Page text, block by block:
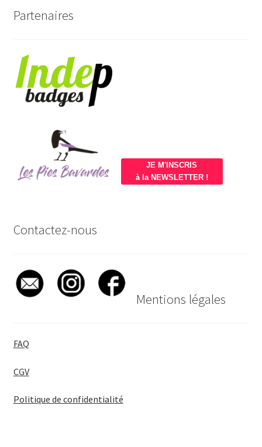
Partenaires
JE M'INSCRIS
à la NEWSLETTER !
Contactez-nous
Mentions légales
FAQ
CGV
Politique de confidentialité